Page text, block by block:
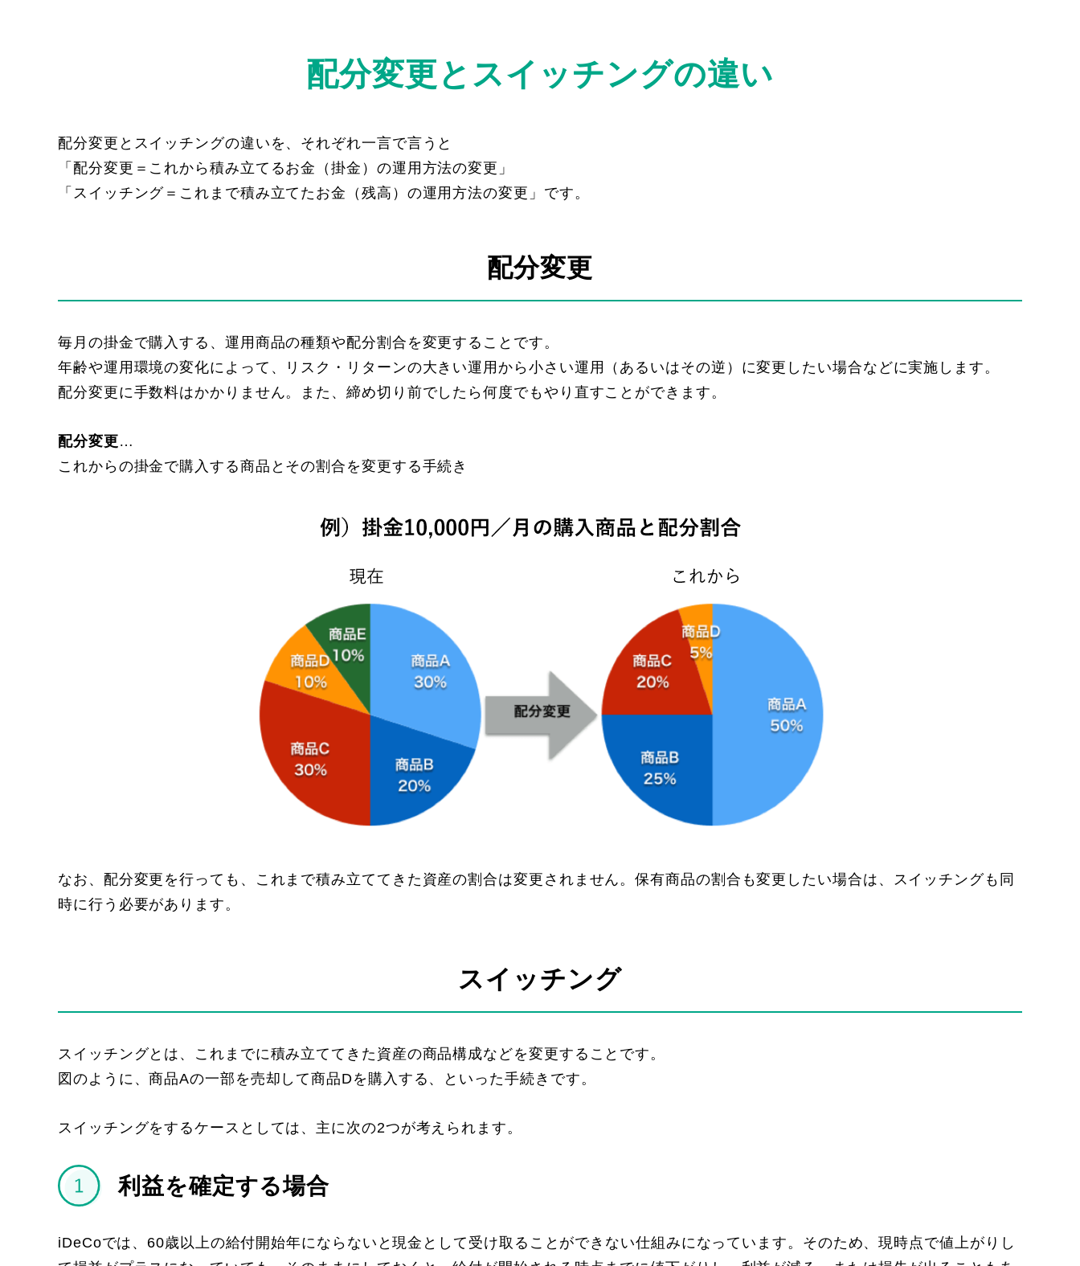
配分変更と スイッチングの違い
配分変更とスイッチングの違いを、それぞれ一言で言うと
「配分変更＝これから積み立てるお金（掛金）の運用方法の変更」
「スイッチング＝これまで積み立てたお金（残高）の運用方法の変更」です。
配分変更
毎月の掛金で購入する、運用商品の種類や配分割合を変更することです。
年齢や運用環境の変化によって、リスク・リターンの大きい運用から小さい運用（あるいはその逆）に変更したい場合などに実施します。
配分変更に手数料はかかりません。また、締め切り前でしたら何度でもやり直すことができます。
配分変更…
これからの掛金で購入する商品とその割合を変更する手続き
なお、配分変更を行っても、これまで積み立ててきた資産の割合は変更されません。保有商品の割合も変更したい場合は、スイッチングも同
時に行う必要があります。
スイッチング
スイッチングとは、これまでに積み立ててきた資産の商品構成などを変更することです。
図のように、商品Aの一部を売却して商品Dを購入する、といった手続きです。
スイッチングをするケースとしては、主に次の2つが考えられます。
利益を確定する場合
iDeCoでは、60歳以上の給付開始年にならないと現金として受け取ることができない仕組みになっています。そのため、現時点で値上がりし